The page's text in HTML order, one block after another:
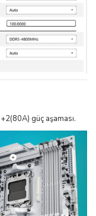
güç aşaması.